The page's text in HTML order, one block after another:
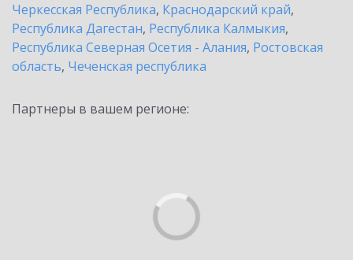
Черкесская Республика, Краснодарский край,
Республика Дагестан, Республика Калмыкия,
Республика Северная Осетия - Алания, Ростовская
область, Чеченская республика
Партнеры в вашем регионе: